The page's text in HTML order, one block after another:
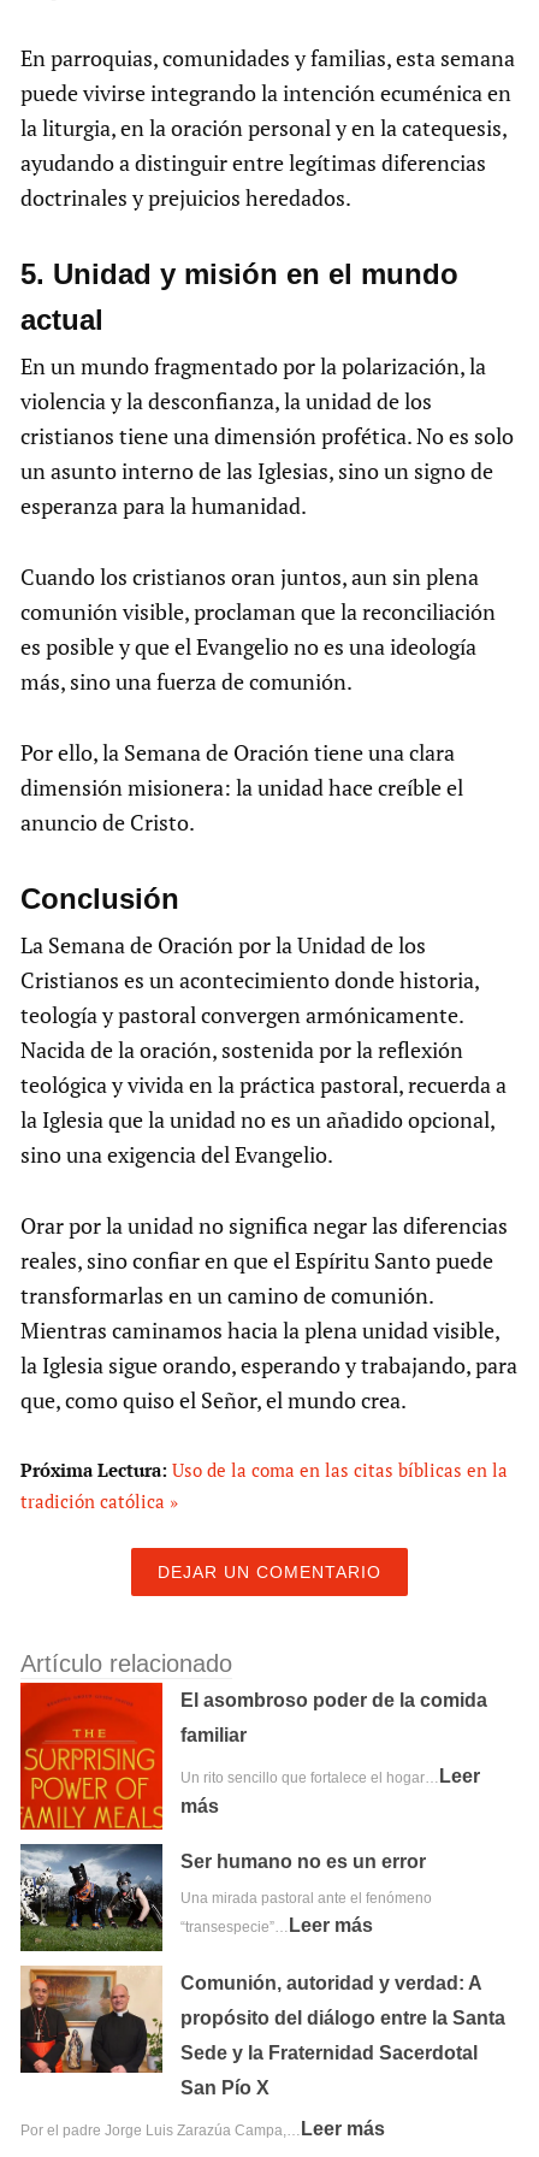
En parroquias, comunidades y familias, esta semana
puede vivirse integrando la intención ecuménica en
la liturgia, en la oración personal y en la catequesis,
ayudando a distinguir entre legítimas diferencias
doctrinales y prejuicios heredados.
5.⁠ ⁠Unidad y misión en el mundo
actual
En un mundo fragmentado por la polarización, la
violencia y la desconfianza, la unidad de los
cristianos tiene una dimensión profética. No es solo
un asunto interno de las Iglesias, sino un signo de
esperanza para la humanidad.
Cuando los cristianos oran juntos, aun sin plena
comunión visible, proclaman que la reconciliación
es posible y que el Evangelio no es una ideología
más, sino una fuerza de comunión.
Por ello, la Semana de Oración tiene una clara
dimensión misionera: la unidad hace creíble el
anuncio de Cristo.
Conclusión
La Semana de Oración por la Unidad de los
Cristianos es un acontecimiento donde historia,
teología y pastoral convergen armónicamente.
Nacida de la oración, sostenida por la reflexión
teológica y vivida en la práctica pastoral, recuerda a
la Iglesia que la unidad no es un añadido opcional,
sino una exigencia del Evangelio.
Orar por la unidad no significa negar las diferencias
reales, sino confiar en que el Espíritu Santo puede
transformarlas en un camino de comunión.
Mientras caminamos hacia la plena unidad visible,
la Iglesia sigue orando, esperando y trabajando, para
que, como quiso el Señor, el mundo crea.
Próxima Lectura: Uso de la coma en las citas bíblicas en la
tradición católica »
DEJAR UN COMENTARIO
Artículo relacionado
El asombroso poder de la comida
familiar
Un rito sencillo que fortalece el hogar… Leer
más
Ser humano no es un error
Una mirada pastoral ante el fenómeno
“transespecie”… Leer más
Comunión, autoridad y verdad: A
propósito del diálogo entre la Santa
Sede y la Fraternidad Sacerdotal
San Pío X
Por el padre Jorge Luis Zarazúa Campa,… Leer más